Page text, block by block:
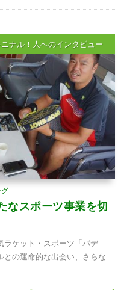
ニナル！人へのインタビュー
グ
なスポーツ事業を切
ラケット・スポーツ「パデ
との運命的な出会い、さらな